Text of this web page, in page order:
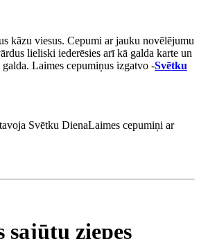
kāzu viesus. Cepumi ar jauku novēlējumu
lieliski iederēsies arī kā galda karte un
Laimes cepumiņus izgatvo -Svētku
Laimes cepumiņi ar
sajūtu ziepes